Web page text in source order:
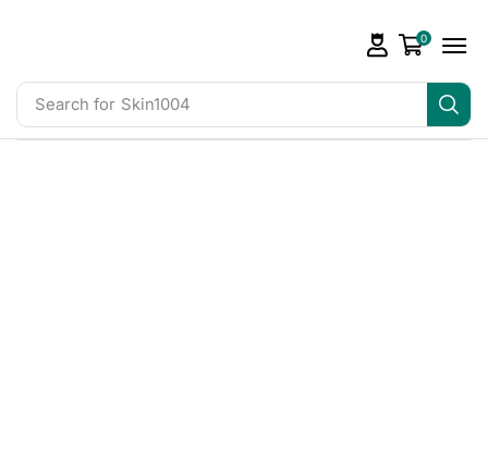
Search for Skin1004
0